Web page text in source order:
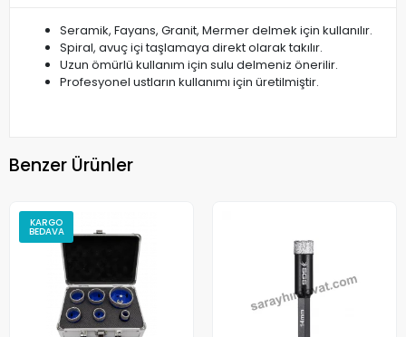
Seramik, Fayans, Granit, Mermer delmek için kullanılır.
Spiral, avuç içi taşlamaya direkt olarak takılır.
Uzun ömürlü kullanım için sulu delmeniz önerilir.
Profesyonel ustların kullanımı için üretilmiştir.
Benzer Ürünler
KARGO
BEDAVA